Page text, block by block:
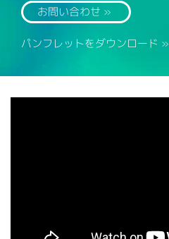
お問い合わせ »
パンフレットをダウンロード »